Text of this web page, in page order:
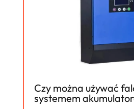
Czy można używać
systemem